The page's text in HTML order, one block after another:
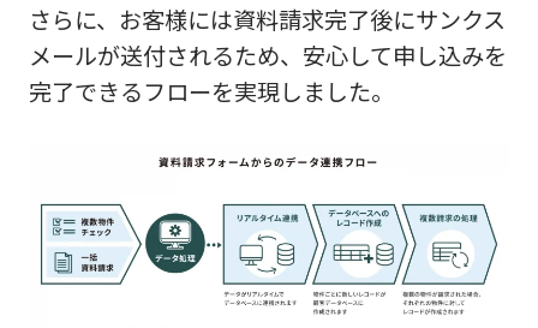
さらに、お客様には資料請求完了後にサンクス
メールが送付されるため、安心して申し込みを
完了できるフローを実現しました。